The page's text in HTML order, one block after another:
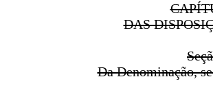
DAS
Da Denominação,